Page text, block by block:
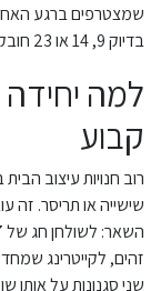
שמצטרפים ברגע
בדיוק 9, 14 או 23 חובקים — ולא להיתקע עם שישייה שחסרים בה שניים.
למה
קבוע
רוב חנויות עיצוב
שישייה או תריסר. זה
זהים, לקייטרינג
שני סגנונות על